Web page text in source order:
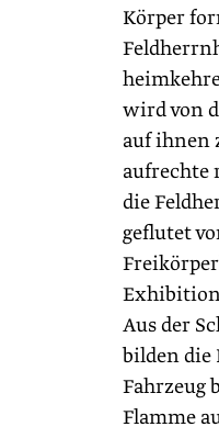
Körper
wird von
auf ihnen
aufrechte
die
geflutet
Aus der
bilden die
Fahrzeug
Flamme